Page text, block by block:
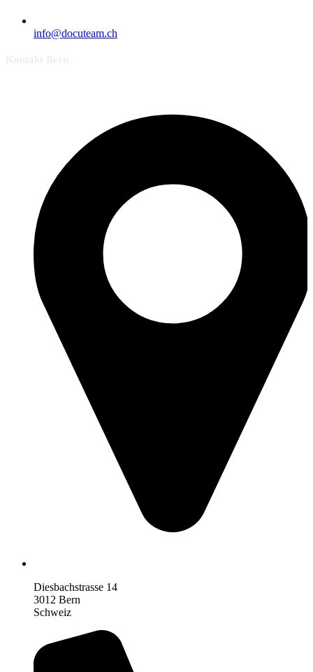
info@docuteam.ch
Diesbachstrasse 14
3012 Bern
Schweiz